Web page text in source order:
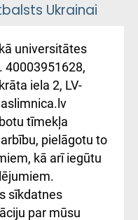
Ukrainai
Східної
та співпраця з
universitātes
40003951628,
iela 2, LV-
tīmekļa
pielāgotu to
kā arī iegūtu
sīkdatnes
par mūsu